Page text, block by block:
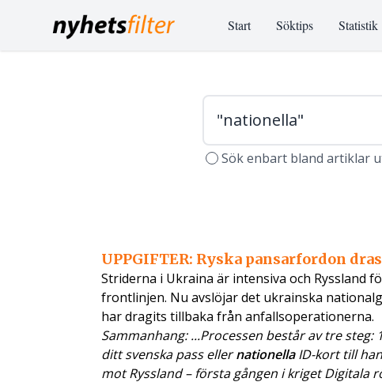
Start Söktips Statistik
Sök enbart bland artiklar
UPPGIFTER: Ryska pansarfordon
Striderna i Ukraina är intensiva och Ryssland
frontlinjen. Nu avslöjar det ukrainska
har dragits tillbaka från anfallsoperationerna.
Sammanhang: ...Processen består av tre
ditt svenska pass ellernationellaID-kort till
mot Ryssland – första gången i kriget